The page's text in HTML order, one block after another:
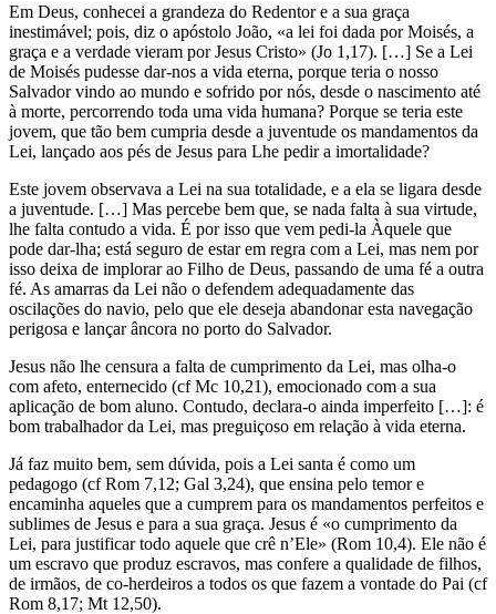
Em Deus, conhecei a grandeza do Redentor e a sua graça
inestimável; pois, diz o apóstolo João, «a lei foi dada por Moisés, a
graça e a verdade vieram por Jesus Cristo» (Jo 1,17). […] Se a Lei
de Moisés pudesse dar-nos a vida eterna, porque teria o nosso
Salvador vindo ao mundo e sofrido por nós, desde o nascimento até
à morte, percorrendo toda uma vida humana? Porque se teria este
jovem, que tão bem cumpria desde a juventude os mandamentos da
Lei, lançado aos pés de Jesus para Lhe pedir a imortalidade?
Este jovem observava a Lei na sua totalidade, e a ela se ligara desde
a juventude. […] Mas percebe bem que, se nada falta à sua virtude,
lhe falta contudo a vida. É por isso que vem pedi-la Àquele que
pode dar-lha; está seguro de estar em regra com a Lei, mas nem por
isso deixa de implorar ao Filho de Deus, passando de uma fé a outra
fé. As amarras da Lei não o defendem adequadamente das
oscilações do navio, pelo que ele deseja abandonar esta navegação
perigosa e lançar âncora no porto do Salvador.
Jesus não lhe censura a falta de cumprimento da Lei, mas olha-o
com afeto, enternecido (cf Mc 10,21), emocionado com a sua
aplicação de bom aluno. Contudo, declara-o ainda imperfeito […]: é
bom trabalhador da Lei, mas preguiçoso em relação à vida eterna.
Já faz muito bem, sem dúvida, pois a Lei santa é como um
pedagogo (cf Rom 7,12; Gal 3,24), que ensina pelo temor e
encaminha aqueles que a cumprem para os mandamentos perfeitos e
sublimes de Jesus e para a sua graça. Jesus é «o cumprimento da
Lei, para justificar todo aquele que crê n’Ele» (Rom 10,4). Ele não é
um escravo que produz escravos, mas confere a qualidade de filhos,
de irmãos, de co-herdeiros a todos os que fazem a vontade do Pai (cf
Rom 8,17; Mt 12,50).